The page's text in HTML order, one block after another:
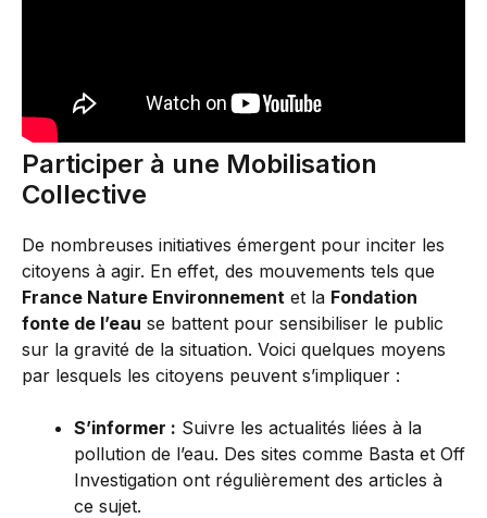
Participer à une Mobilisation
Collective
De nombreuses initiatives émergent pour inciter les
citoyens à agir. En effet, des mouvements tels que
France Nature Environnement et la Fondation
fonte de l’eau se battent pour sensibiliser le public
sur la gravité de la situation. Voici quelques moyens
par lesquels les citoyens peuvent s’impliquer :
S’informer : Suivre les actualités liées à la
pollution de l’eau. Des sites comme Basta et Off
Investigation ont régulièrement des articles à
ce sujet.